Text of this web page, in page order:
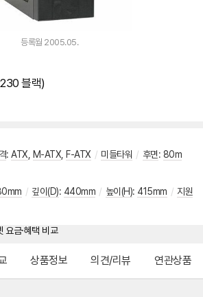
등록월 2005.05.
블랙)
: ATX M-ATX F-ATX / 미들타워 / 후면: 80m
/ 깊이(D): 440mm / 높이(H): 415mm / 지원
상품정보 의견/리뷰 연관상품